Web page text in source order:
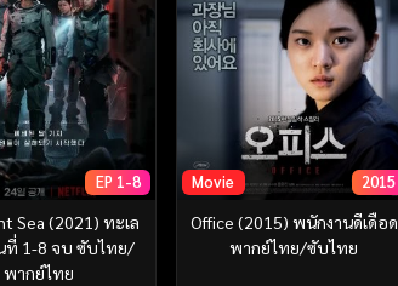
EP 1-8
Sea (2021) ทะเล
ที่ 1-8 จบ ซับไทย/
พากย์ไทย
Movie 2015
Office (2015) พนักงานดีเดือด
พากย์ไทย/ซับไทย